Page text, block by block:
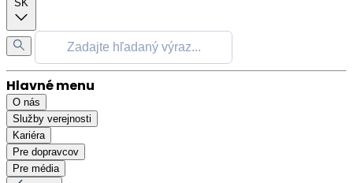
SK
Hlavné menu
O nás
Služby verejnosti
Kariéra
Pre dopravcov
Pre média